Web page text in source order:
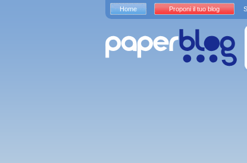
Home Proponi il tuo blog